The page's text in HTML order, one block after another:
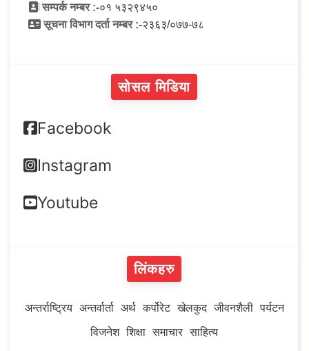
सम्पर्क नम्बर :-०१ ५३२९४५०
सूचना विभाग दर्ता नम्बर :-२३६३/०७७-७८
सोसल मिडिया
Facebook
Instagram
Youtube
लिंकहरु
अन्तर्राष्ट्रिय अन्तर्वार्ता अर्थ कर्पोरेट खेलकुद जीवनशैली पर्यटन
विजनेश शिक्षा समाचार साहित्य